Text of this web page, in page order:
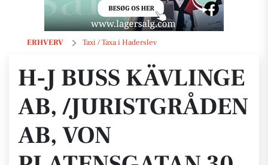
ERHVERV Taxi / Taxa i Haderslev
H-J Buss Kävlinge AB, /Juristgråden AB, von Platensgatan 30,
H-J BUSS KÄVLINGE
AB, /JURISTGRÅDEN
AB, VON